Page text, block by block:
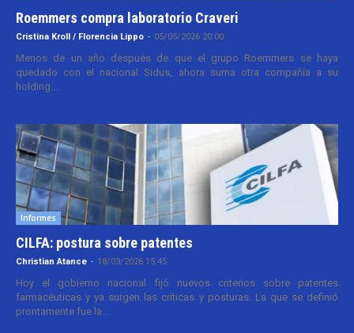
Roemmers compra laboratorio Craveri
Cristina Kroll / Florencia Lippo - 05/05/2026 20:00
Menos de un año después de que el grupo Roemmers se haya
quedado con el nacional Sidus, ahora suma otra compañía a su
holding....
Informes
CILFA: postura sobre patentes
Christian Atance - 18/03/2026 15:45
Hoy el gobierno nacional fijó nuevos criterios sobre patentes
farmacéuticas y ya surgen las críticas y posturas. La que se definió
prontamente fue la...